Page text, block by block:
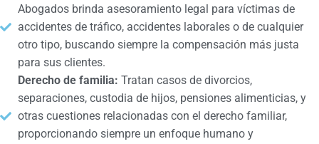
Abogados brinda asesoramiento legal para víctimas de
accidentes de tráfico, accidentes laborales o de cualquier
otro tipo, buscando siempre la compensación más justa
para sus clientes.
Derecho de familia: Tratan casos de divorcios,
separaciones, custodia de hijos, pensiones alimenticias, y
otras cuestiones relacionadas con el derecho familiar,
proporcionando siempre un enfoque humano y